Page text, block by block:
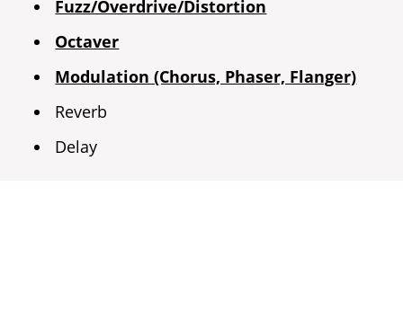
Fuzz/Overdrive/Distortion
Octaver
Modulation (Chorus, Phaser, Flanger)
Reverb
Delay